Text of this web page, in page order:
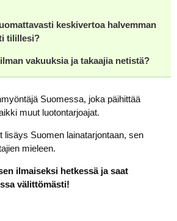
keskivertoa halvemman
tilillesi?
vakuuksia ja takaajia netistä?
Suomessa, joka päihittää
muut luotontarjoajat.
lisäys Suomen lainatarjontaan, sen
mieleen.
ilmaiseksi hetkessä ja saat
välittömästi!